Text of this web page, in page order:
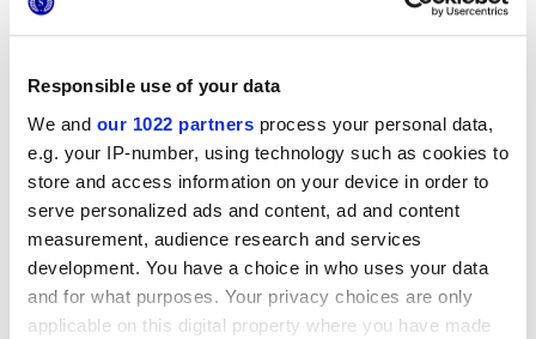
Responsible use of your data
We and our 1022 partners process your personal data,
e.g. your IP-number, using technology such as cookies to
store and access information on your device in order to
serve personalized ads and content, ad and content
measurement, audience research and services
development. You have a choice in who uses your data
and for what purposes. Your privacy choices are only
applicable on this digital property where you have made
MINIATURE FUOCO BLU
IRON
MINIATURE FUOCO
BIANCO ARGENTEO